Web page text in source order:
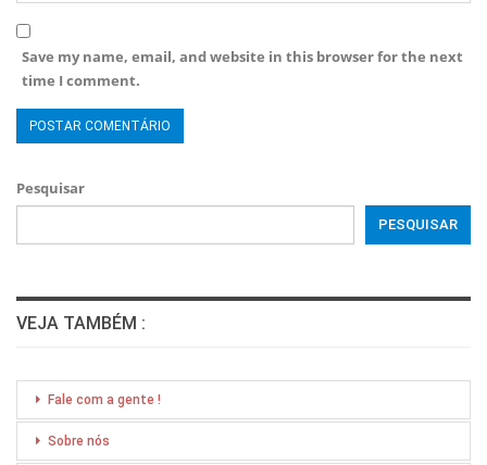
Save my name, email, and website in this browser for the next
time I comment.
Pesquisar
PESQUISAR
VEJA TAMBÉM :
Fale com a gente !
Sobre nós